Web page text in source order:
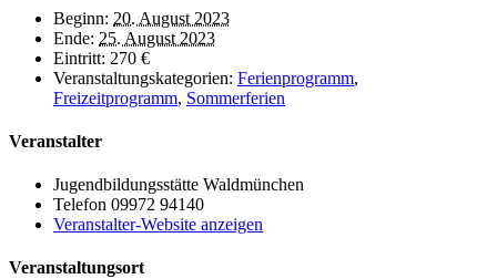
Beginn: 20. August 2023
Ende: 25. August 2023
Eintritt: 270 €
Veranstaltungskategorien: Ferienprogramm,
Freizeitprogramm, Sommerferien
Veranstalter
Jugendbildungsstätte Waldmünchen
Telefon 09972 94140
Veranstalter-Website anzeigen
Veranstaltungsort